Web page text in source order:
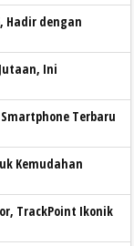
Hadir dengan
Ini
Terbaru
Kemudahan
TrackPoint Ikonik